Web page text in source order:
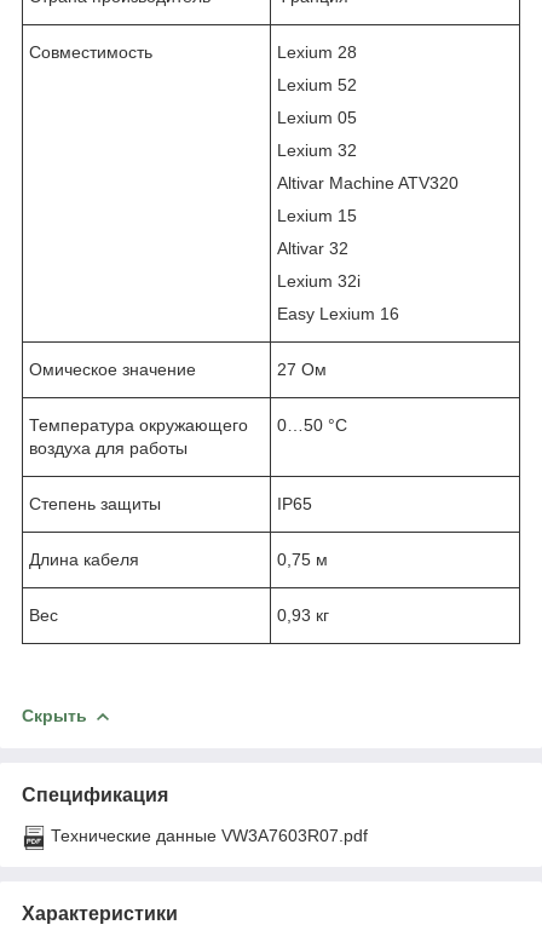
Совместимость
Lexium 28
Lexium 52
Lexium 05
Lexium 32
Altivar Machine ATV320
Lexium 15
Altivar 32
Lexium 32i
Easy Lexium 16
Омическое значение 27 Ом
Температура окружающего
воздуха для работы
0…50 °C
Степень защиты IP65
Длина кабеля 0,75 м
Вес 0,93 кг
Скрыть
Спецификация
Технические данные VW3A7603R07.pdf
Характеристики